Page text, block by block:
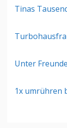
Tinas
Unter
1x umrühren